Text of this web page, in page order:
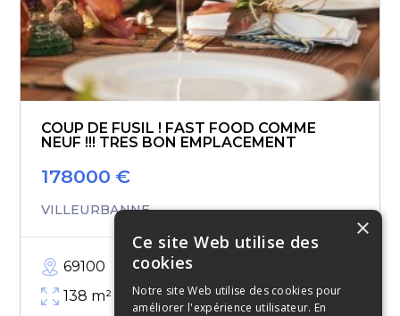
COUP DE FUSIL ! FAST FOOD COMME
NEUF !!! TRES BON EMPLACEMENT
178000 €
VILLEURBANNE
69100
138 m²
×
Ce site Web utilise des
cookies
Notre site Web utilise des cookies pour
améliorer l'expérience utilisateur. En